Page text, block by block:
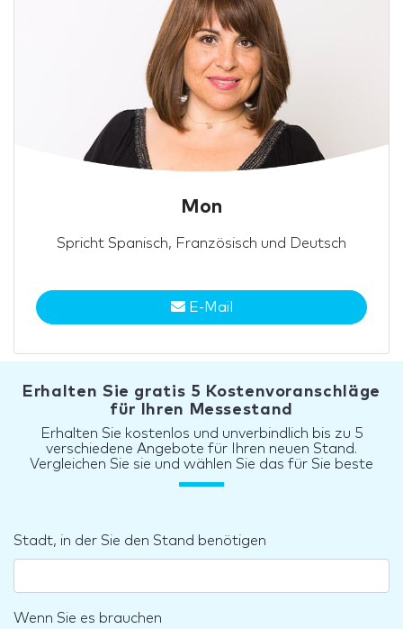
Mon
Spricht Spanisch, Französisch und Deutsch
E-Mail
Erhalten Sie gratis 5 Kostenvoranschläge
für Ihren Messestand
Erhalten Sie kostenlos und unverbindlich bis zu 5
verschiedene Angebote für Ihren neuen Stand.
Vergleichen Sie sie und wählen Sie das für Sie beste
Stadt, in der Sie den Stand benötigen
Wenn Sie es brauchen